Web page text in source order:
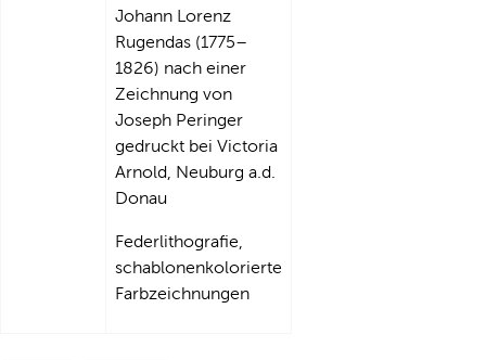
Johann Lorenz
Rugendas (1775–
1826) nach einer
Zeichnung von
Joseph Peringer
gedruckt bei Victoria
Arnold, Neuburg a.d.
Donau
Federlithografie,
schablonenkolorierte
Farbzeichnungen